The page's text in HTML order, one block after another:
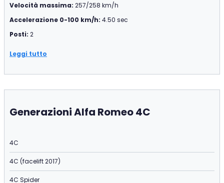
Velocità massima: 257/258 km/h
Accelerazione 0-100 km/h: 4.50 sec
Posti: 2
Leggi tutto
Generazioni Alfa Romeo 4C
4C
4C (facelift 2017)
4C Spider